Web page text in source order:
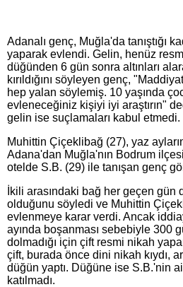
Adanalı genç, Muğla'da tanıştığı
yaparak evlendi. Gelin, henüz
düğünden 6 gün sonra altınları
kırıldığını söyleyen genç,
hep yalan söylemiş. 10 yaşında
evleneceğiniz kişiyi iyi araştırın"
gelin ise suçlamaları kabul etmedi.
Muhittin Çiçeklibağ (27), yaz
Adana'dan Muğla'nın Bodrum
otelde S.B. (29) ile tanışan genç
İkili arasındaki bağ her geçen
olduğunu söyledi ve Muhittin
evlenmeye karar verdi. Ancak
ayında boşanması sebebiyle 300
dolmadığı için çift resmi nikah
çift, burada önce dini nikah kıydı,
düğün yaptı. Düğüne ise S.B.'nin
katılmadı.